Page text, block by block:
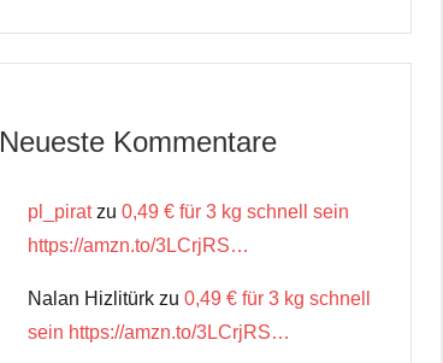
Neueste Kommentare
pl_piratzu 0,49 € für 3 kg schnell sein
https://amzn.to/3LCrjRS…
Nalan Hizlitürk zu 0,49 € für 3 kg schnell
sein https://amzn.to/3LCrjRS…